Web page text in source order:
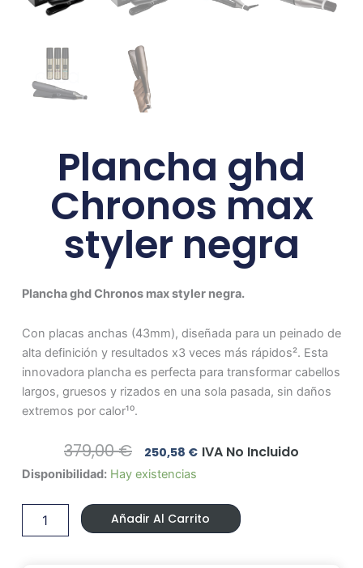
Plancha ghd
Chronos max
styler negra
Plancha ghd Chronos max styler negra.
Con placas anchas (43mm), diseñada para un peinado de
alta definición y resultados x3 veces más rápidos². Esta
innovadora plancha es perfecta para transformar cabellos
largos, gruesos y rizados en una sola pasada, sin daños
extremos por calor¹⁰.
379,00€ El
Precio
Original
Era:
379,00 €.
250,58 €El
Es:
250,58 €.
IVA No Incluido
Disponibilidad: Hay existencias
Plancha
Chronos
max
styler
Añadir Al Carrito